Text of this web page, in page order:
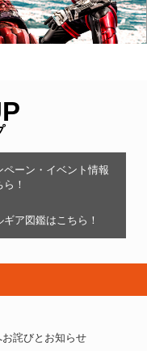
ペーン・イベント情報
！
ギア図鑑はこちら！
お詫びとお知らせ